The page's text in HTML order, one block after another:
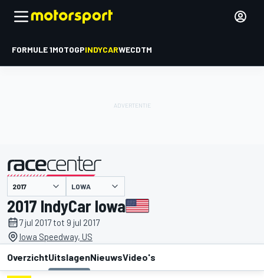
FORMULE 1MOTOGPINDYCARWECDTM
gepresenteerd door LOWA
2017 IndyCar lowa
7 jul 2017 tot 9 jul 2017
Iowa Speedway, US
OverzichtUitslagenNieuwsVideo's